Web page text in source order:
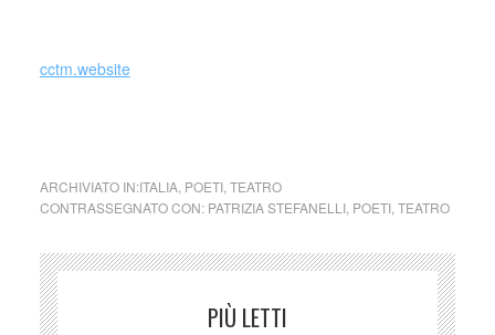
cctm.website
ARCHIVIATO IN:ITALIA, POETI, TEATRO
CONTRASSEGNATO CON: PATRIZIA STEFANELLI, POETI, TEATRO
PIÙ LETTI